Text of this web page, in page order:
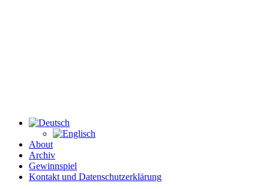
About
Archiv
Gewinnspiel
Kontakt und Datenschutzerklärung